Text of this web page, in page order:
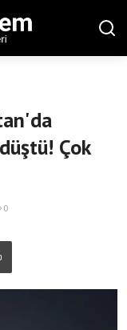
Çok
0